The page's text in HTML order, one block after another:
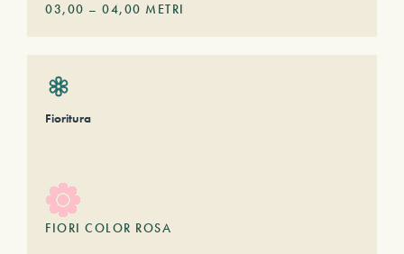
03,00 – 04,00 METRI
Fioritura
FIORI COLOR ROSA